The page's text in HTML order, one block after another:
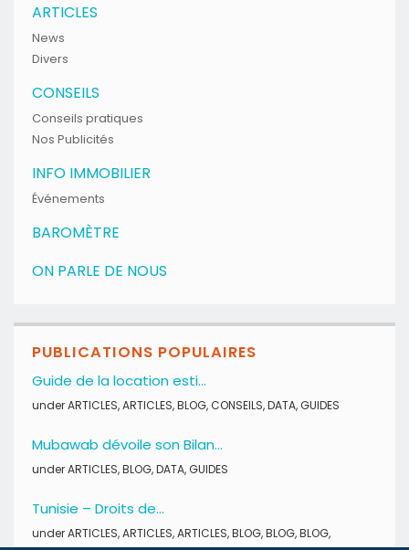
ARTICLES
News
Divers
CONSEILS
Conseils pratiques
Nos Publicités
INFO IMMOBILIER
Événements
BAROMÈTRE
ON PARLE DE NOUS
PUBLICATIONS POPULAIRES
Guide de la location esti...
underARTICLES,ARTICLES,BLOG,CONSEILS,DATA,GUIDES
Mubawab dévoile son Bilan...
underARTICLES,BLOG,DATA,GUIDES
Tunisie – Droits de...
underARTICLES,ARTICLES,ARTICLES,BLOG,BLOG,BLOG,